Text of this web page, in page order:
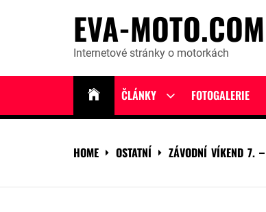
EVA-MOTO.COM
Internetové stránky o motorkách
ČLÁNKY
Show
menu
FOTOGALERIE
HOME OSTATNÍ ZÁVODNÍ VÍKEND 7.